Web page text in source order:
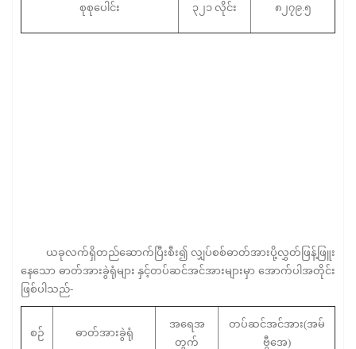
စုစုပေါင်း ၃၂၁ လိုင်း ၈၂၇၉.၅
ယခုလက်ရှိတည်ဆောက်ပြီးစီး၍ လျှပ်စစ်ဓာတ်အားပို့လွှတ်ဖြန့်ဖြူး
နေသော ဓာတ်အားခွဲရုံများ နှင့်တပ်ဆင်အင်အားများမှာ အောက်ပါအတိုင်း
ဖြစ်ပါသည်-
စဉ် ဓာတ်အားခွဲရုံ
အရေအ
တွက်
တပ်ဆင်အင်အား(အမ်
ဗွီအေ)